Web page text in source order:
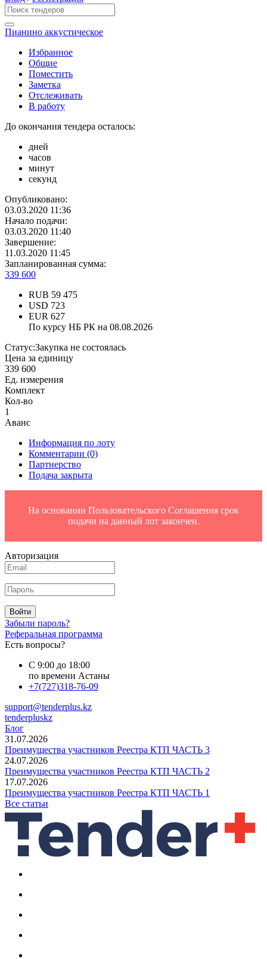
Пианино аккустическое
Избранное
Общие
Поместить
Заметка
Отслеживать
В работу
До окончания тендера осталось:
дней
часов
минут
секунд
Опубликовано:
03.03.2020 11:36
Начало подачи:
03.03.2020 11:40
Завершение:
11.03.2020 11:45
Запланированная сумма:
339 600
RUB 59 475
USD 723
EUR 627
По курсу НБ РК на 08.08.2026
Статус:Закупка не состоялась
Цена за единицу
339 600
Ед. измерения
Комплект
Кол-во
1
Аванс
Информация по лоту
Комментарии (0)
Партнерство
Подача закрыта
На основании Пользовательского Соглашения срок
подачи на данный лот закончен.
Авторизация
Войти
Забыли пароль?
Реферальная программа
Есть вопросы?
С 9:00 до 18:00
по времени Астаны
+7(727)318-76-09
support@tenderplus.kz
tenderpluskz
Блог
31.07.2026
Преимущества участников Реестра КТП ЧАСТЬ 3
24.07.2026
Преимущества участников Реестра КТП ЧАСТЬ 2
17.07.2026
Преимущества участников Реестра КТП ЧАСТЬ 1
Все статьи